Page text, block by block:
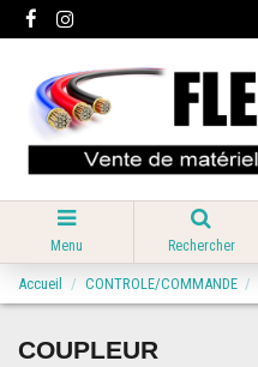
Menu Rechercher
Accueil CONTROLE/COMMANDE
COUPLEUR